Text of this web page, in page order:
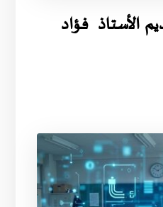
الأستاذ فؤاد